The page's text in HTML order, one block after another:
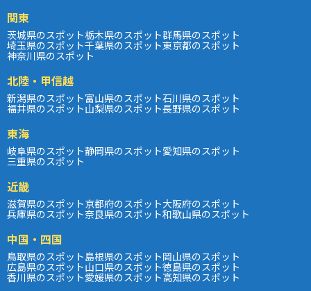
関東
茨城県のスポット栃木県のスポット群馬県のスポット
埼玉県のスポット千葉県のスポット東京都のスポット
神奈川県のスポット
北陸・甲信越
新潟県のスポット富山県のスポット石川県のスポット
福井県のスポット山梨県のスポット長野県のスポット
東海
岐阜県のスポット静岡県のスポット愛知県のスポット
三重県のスポット
近畿
滋賀県のスポット京都府のスポット大阪府のスポット
兵庫県のスポット奈良県のスポット和歌山県のスポット
中国・四国
鳥取県のスポット島根県のスポット岡山県のスポット
広島県のスポット山口県のスポット徳島県のスポット
香川県のスポット愛媛県のスポット高知県のスポット